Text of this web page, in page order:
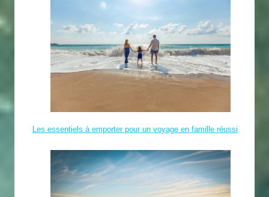
Les essentiels à emporter pour un voyage en famille réussi